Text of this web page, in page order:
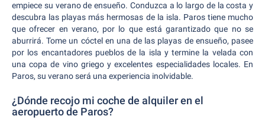
empiece su verano de ensueño. Conduzca a lo largo de la costa y
descubra las playas más hermosas de la isla. Paros tiene mucho
que ofrecer en verano, por lo que está garantizado que no se
aburrirá. Tome un cóctel en una de las playas de ensueño, pasee
por los encantadores pueblos de la isla y termine la velada con
una copa de vino griego y excelentes especialidades locales. En
Paros, su verano será una experiencia inolvidable.
¿Dónde recojo mi coche de alquiler en el
aeropuerto de Paros?